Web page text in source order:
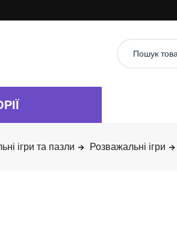
ігри та пазли Розважальні ігри